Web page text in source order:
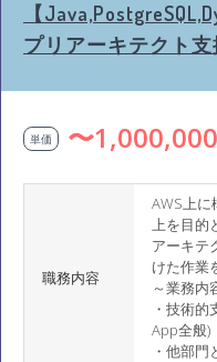
【
プリアーキテクト
単価 〜
職務内容
AWS上に
上を目的
アーキテ
けた作業
～業務内
・技術的
App全般)
・他部